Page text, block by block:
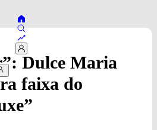
Dulce Maria
faixa do